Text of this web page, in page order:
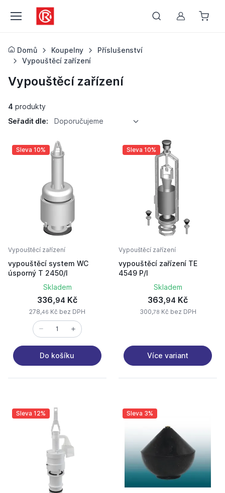
Můj účet
Domů Koupelny
Příslušenství
Vypouštěcí zařízení
Vypouštěcí zařízení
4 produkty
Seřadit dle:
Doporučujeme
Sleva 10%
Vypouštěcí zařízení
vypouštěcí system WC
úsporný T 2450/I
Skladem
336,94 Kč
278,46 Kč bez DPH
Do košíku
Sleva 10%
Vypouštěcí zařízení
vypouštěcí zařízení TE
4549 P/I
Skladem
363,94 Kč
300,78 Kč bez DPH
Více variant
Sleva 12% Sleva 3%